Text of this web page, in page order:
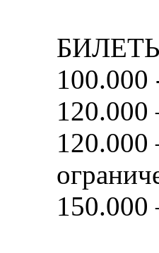
БИЛЕТЫ
100.000
120.000
120.000
150.000